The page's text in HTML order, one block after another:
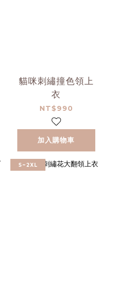
貓咪刺繡撞色領上
衣
NT$990
加入購物車
S~2XL